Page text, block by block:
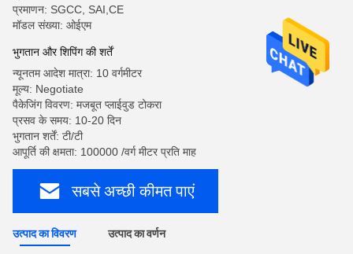
प्रमाणन: SGCC, SAI,CE
मॉडल संख्या: ओईएम
भुगतान और शिपिंग की शर्तें
न्यूनतम आदेश मात्रा: 10 वर्गमीटर
मूल्य: Negotiate
पैकेजिंग विवरण: मजबूत प्लाईवुड टोकरा
प्रसव के समय: 10-20 दिन
भुगतान शर्तें: टी/टी
आपूर्ति की क्षमता: 100000 /वर्ग मीटर प्रति माह
सबसे अच्छी कीमत पाएं
उत्पाद का विवरण उत्पाद का वर्णन